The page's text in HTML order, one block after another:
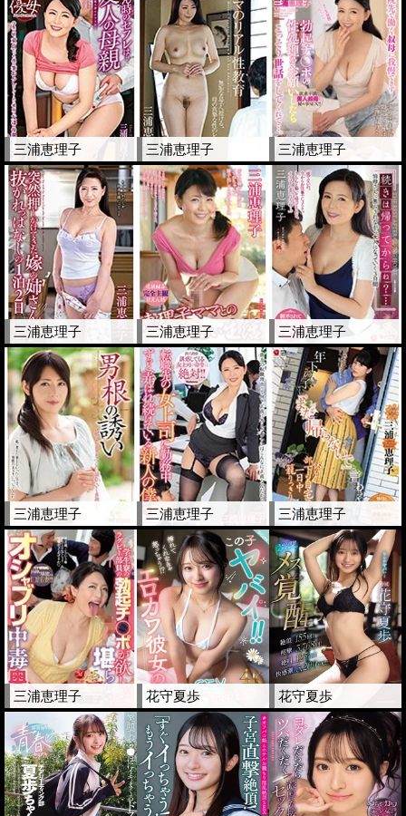
三浦恵理子 三浦恵理子 三浦恵理子
三浦恵理子 三浦恵理子 三浦恵理子
三浦恵理子 三浦恵理子 三浦恵理子
三浦恵理子 花守夏歩 花守夏歩